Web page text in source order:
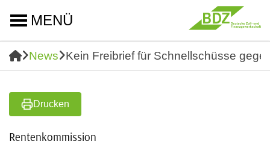
MENÜ
News Kein Freibrief für Schnellschüsse
Drucken
Rentenkommission